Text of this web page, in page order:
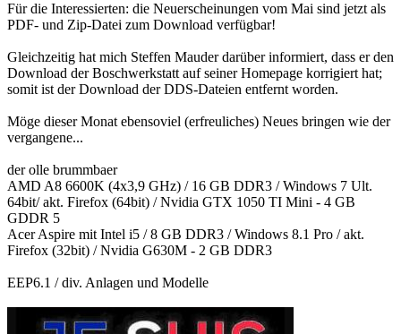
Für die Interessierten: die Neuerscheinungen vom Mai sind jetzt als
PDF- und Zip-Datei zum Download verfügbar!
Gleichzeitig hat mich Steffen Mauder darüber informiert, dass er den
Download der Boschwerkstatt auf seiner Homepage korrigiert hat;
somit ist der Download der DDS-Dateien entfernt worden.
Möge dieser Monat ebensoviel (erfreuliches) Neues bringen wie der
vergangene...
der olle brummbaer
AMD A8 6600K (4x3,9 GHz) / 16 GB DDR3 / Windows 7 Ult.
64bit/ akt. Firefox (64bit) / Nvidia GTX 1050 TI Mini - 4 GB
GDDR 5
Acer Aspire mit Intel i5 / 8 GB DDR3 / Windows 8.1 Pro / akt.
Firefox (32bit) / Nvidia G630M - 2 GB DDR3
EEP6.1 / div. Anlagen und Modelle